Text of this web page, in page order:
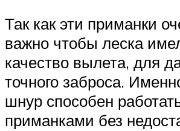
Так как эти приманки
важно чтобы леска
качество вылета, для
точного заброса.
шнур способен
приманками без